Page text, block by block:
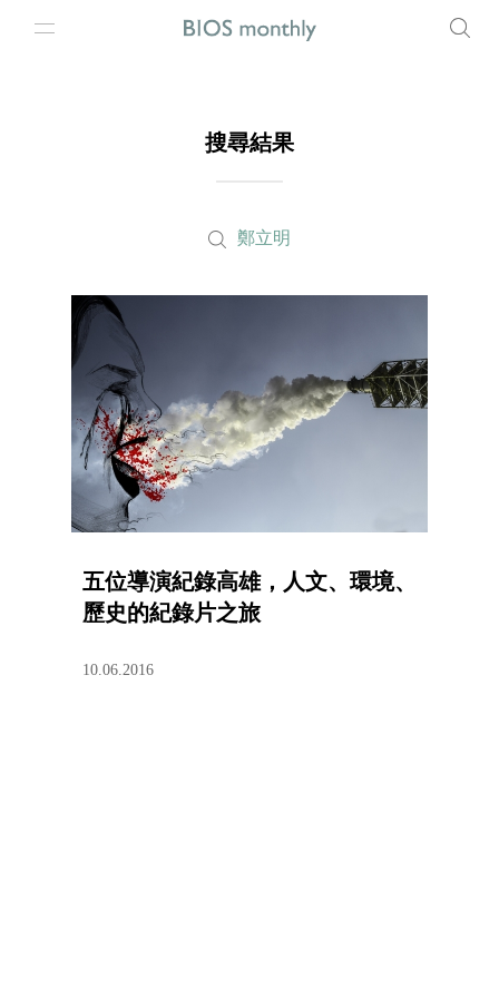
搜尋結果
鄭立明
五位導演紀錄高雄，人文、環境、
歷史的紀錄片之旅
10.06.2016